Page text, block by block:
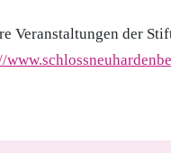
Veranstaltungen der